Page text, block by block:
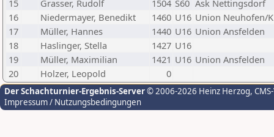
15
Grasser, Rudolf 1504 S60 Ask Nettingsdorf
16
Niedermayer, Benedikt 1460 U16 Union Neuhofen/
17
Müller, Hannes 1440 U16 Union Ansfelden
18
Haslinger, Stella 1427 U16
19
Müller, Maximilian 1421 U16 Union Ansfelden
20
Holzer, Leopold 0
Der Schachturnier-Ergebnis-Server© 2006-2026 Heinz Herzog,
Impressum / Nutzungsbedingungen